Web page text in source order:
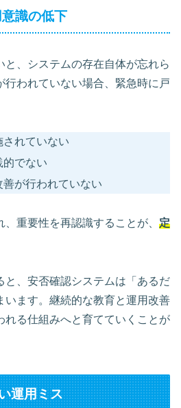
識の低下
と、システムの存在自体が忘れら
行われていない場合、緊急時に戸
されていない
的でない
が行われていない
重要性を再認識することが、 定
と、安否確認システムは「あるだ
います。継続的な教育と運用改善
れる仕組みへと育てていくことが
運用ミス